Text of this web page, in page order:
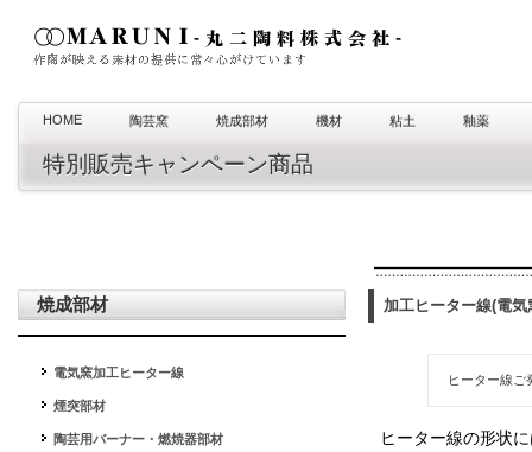
HOME 陶芸窯 焼成部材 機材 粘土 釉薬
特別販売キャンペーン商品
加工ヒーター線(電気
ヒーター線ご
ヒーター線の形状
焼成部材
電気窯加工ヒーター線
煙突部材
陶芸用バーナー・燃焼器部材